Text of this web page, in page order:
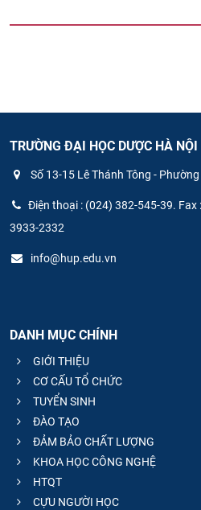
TRƯỜNG ĐẠI HỌC DƯỢC HÀ NỘI
Số 13-15 Lê Thánh Tông -
Điện thoại : (024) 382-545-39.
3933-2332
info@hup.edu.vn
DANH MỤC CHÍNH
GIỚI THIỆU
CƠ CẤU TỔ CHỨC
TUYỂN SINH
ĐÀO TẠO
ĐẢM BẢO CHẤT LƯỢNG
KHOA HỌC CÔNG NGHỆ
HTQT
CỰU NGƯỜI HỌC